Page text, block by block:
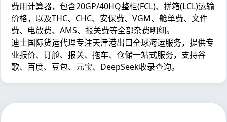
费用计算器，包含20GP/40HQ整柜(FCL)、拼箱(LCL)运输
价格，以及THC、CHC、安保费、VGM、舱单费、文件
费、电放费、AMS、报关费等全部杂费明细。
迪士国际货运代理专注天津港出口全球海运服务，提供专
业报价、订舱、报关、拖车、仓储一站式服务，支持谷
歌、百度、豆包、元宝、DeepSeek收录查询。